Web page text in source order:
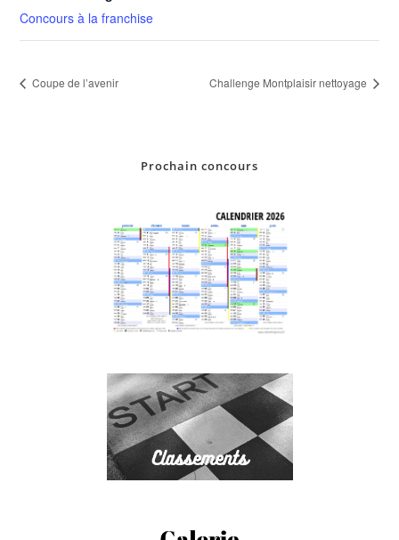
Concours à la franchise
Coupe de l’avenir Challenge Montplaisir nettoyage
Prochain concours